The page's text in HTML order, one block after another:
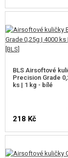
Kovový skelet
Zesílená
8 mm kuličková
Rotační Hop-Up
Zbraň má na
připravena pro použití
redukci z Dean-T
BLS Airsoftové
Precision Grade
ks | 1 kg - bílé
218 Kč